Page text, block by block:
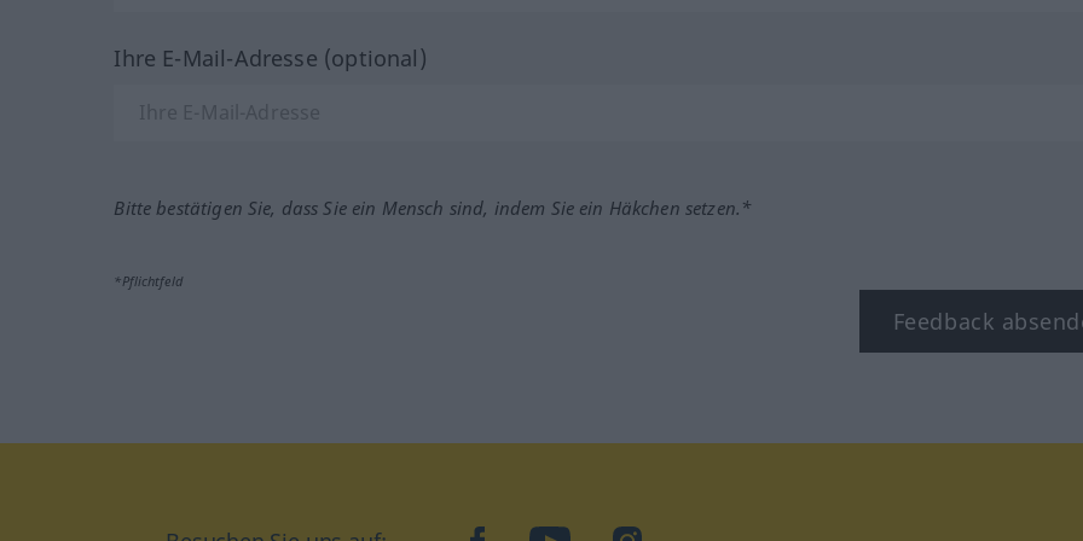
Ihre E-Mail-Adresse (optional)
Bitte bestätigen Sie, dass Sie ein Mensch sind, indem Sie ein Häkchen setzen.*
*Pflichtfeld
Feedback